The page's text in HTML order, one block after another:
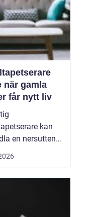
får nytt liv
kan
en nersutten
en fläckig
en favoritmöbel
väljer i dag